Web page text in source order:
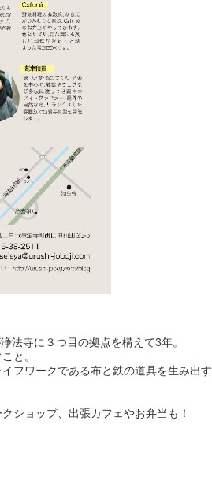
法寺に３つ目の拠点を構えて3年。
と。
フワークである布と鉄の道具を生み出す
ショップ、出張カフェやお弁当も！